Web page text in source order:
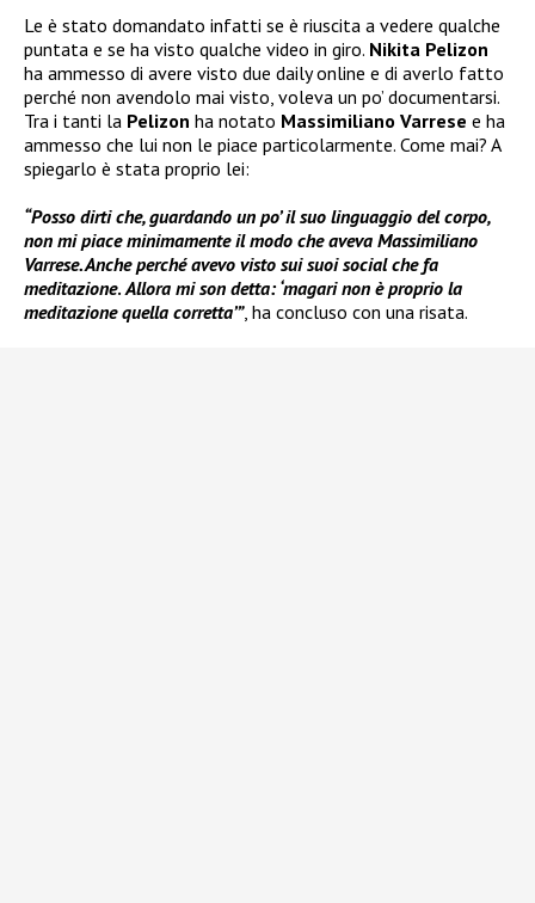
Le è stato domandato infatti se è riuscita a vedere qualche
puntata e se ha visto qualche video in giro. Nikita Pelizon
ha ammesso di avere visto due daily online e di averlo fatto
perché non avendolo mai visto, voleva un po’ documentarsi.
Tra i tanti la Pelizon ha notato Massimiliano Varrese e ha
ammesso che lui non le piace particolarmente. Come mai? A
spiegarlo è stata proprio lei:
“Posso dirti che, guardando un po’ il suo linguaggio del corpo,
non mi piace minimamente il modo che aveva Massimiliano
Varrese. Anche perché avevo visto sui suoi social che fa
meditazione. Allora mi son detta: ‘magari non è proprio la
meditazione quella corretta’”, ha concluso con una risata.